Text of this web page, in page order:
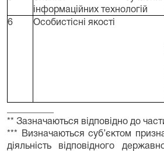
інформаційних технологій
6 Особистісні якості
** Зазначаються відповідно до
*** Визначаються суб’єктом
діяльність відповідного